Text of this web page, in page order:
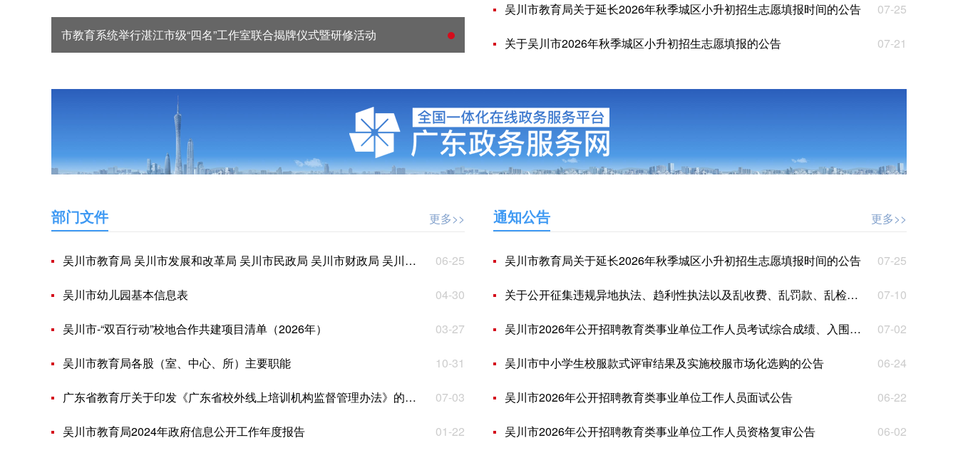
市教育系统举行湛江市级“四名”工作室联合揭牌仪式暨研修活动
吴川市教育局关于延长2026年秋季城区小升初招生志愿填报时间的公告 07-25
关于吴川市2026年秋季城区小升初招生志愿填报的公告 07-21
部门文件 更多>>
吴川市教育局 吴川市发展和改革局 吴川市民政局 吴川市财政局 吴川市人力资源和社会保障局 吴川市市场监督管理局关于印发《吴川市普惠性民办幼儿园认定、扶持和管理工作细则》的通知 06-25
吴川市幼儿园基本信息表 04-30
吴川市-“双百行动”校地合作共建项目清单（2026年） 03-27
吴川市教育局各股（室、中心、所）主要职能 10-31
广东省教育厅关于印发《广东省校外线上培训机构监督管理办法》的通知 07-03
吴川市教育局2024年政府信息公开工作年度报告 01-22
通知公告 更多>>
吴川市教育局关于延长2026年秋季城区小升初招生志愿填报时间的公告 07-25
关于公开征集违规异地执法、趋利性执法以及乱收费、乱罚款、乱检查、乱查封等突出问题线索的公告 07-10
吴川市2026年公开招聘教育类事业单位工作人员考试综合成绩、入围体检人员名单及体检事宜公告 07-02
吴川市中小学生校服款式评审结果及实施校服市场化选购的公告 06-24
吴川市2026年公开招聘教育类事业单位工作人员面试公告 06-22
吴川市2026年公开招聘教育类事业单位工作人员资格复审公告 06-02